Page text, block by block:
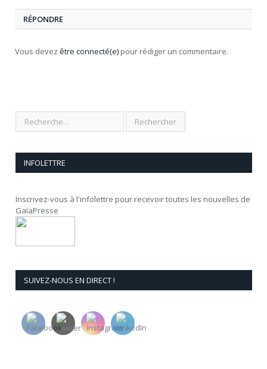
RÉPONDRE
Vous devez être connecté(e) pour rédiger un commentaire.
INFOLETTRE
Inscrivez-vous à l'infolettre pour recevoir toutes les nouvelles de
GaïaPresse
SUIVEZ-NOUS EN DIRECT !